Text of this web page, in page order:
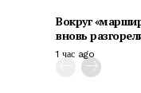
Вокруг
вновь
1 час ago